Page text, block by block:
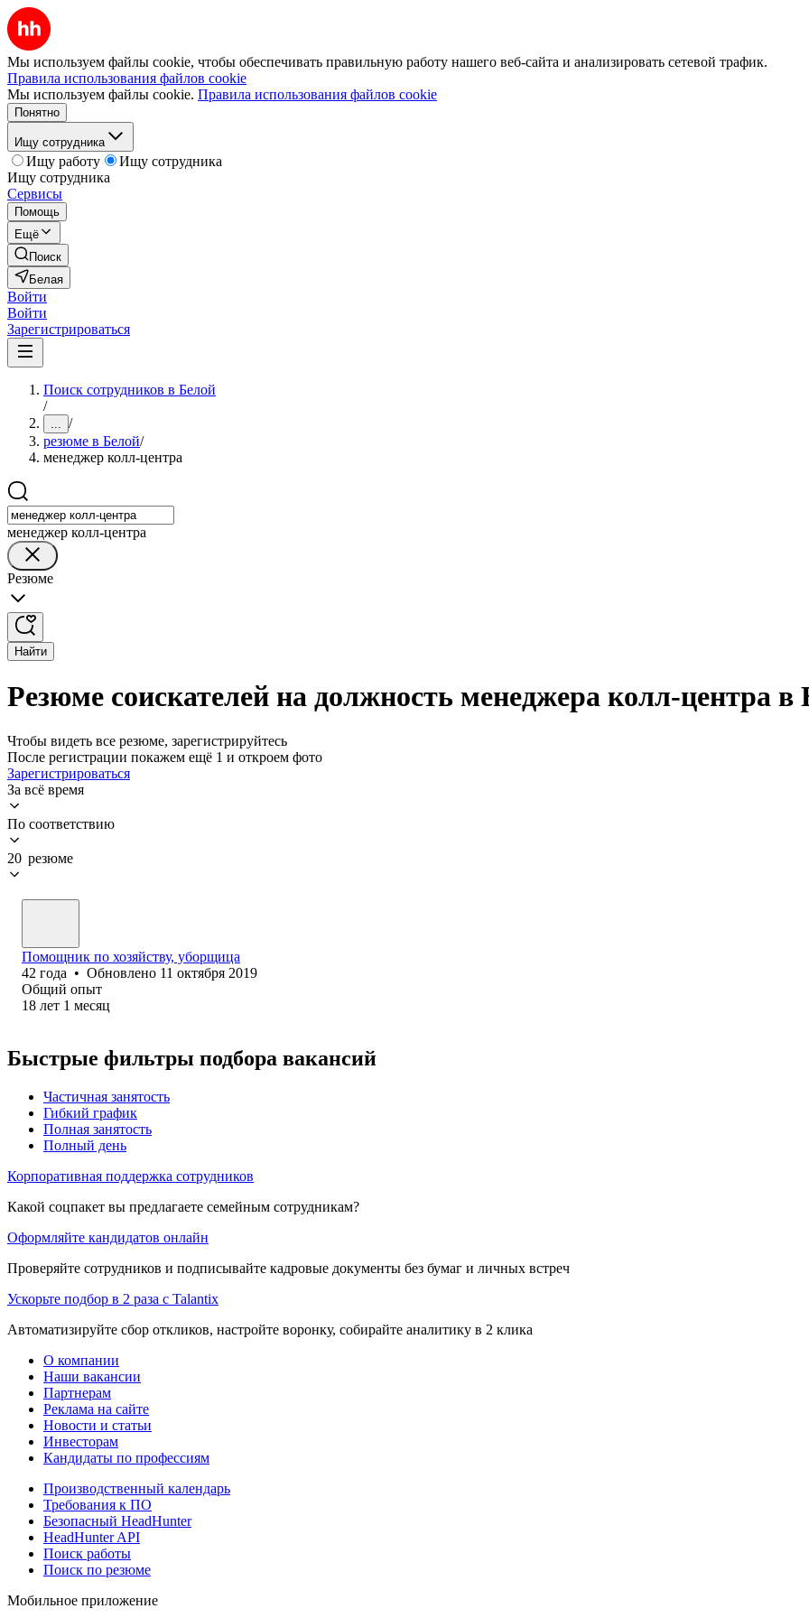
Мы используем файлы cookie, чтобы обеспечивать правильную работу нашего веб-сайта и анализировать сетевой трафик.
Правила использования файлов cookie
Мы используем файлы cookie. Правила использования файлов cookie
Понятно
Ищу сотрудника
Ищу работу
Ищу сотрудника
Ищу сотрудника
Сервисы
Помощь
Ещё
Поиск
Белая
Войти
Войти
Зарегистрироваться
Поиск сотрудников в Белой
/
... /
резюме в Белой/
менеджер колл-центра
менеджер колл-центра
Резюме
Найти
Резюме соискателей на должность менеджера колл-центра в
Чтобы видеть все резюме, зарегистрируйтесь
После регистрации покажем ещё 1 и откроем фото
Зарегистрироваться
За всё время
По соответствию
20 резюме
Помощник по хозяйству, уборщица
42 года • Обновлено 11 октября 2019
Общий опыт
18 лет 1 месяц
Быстрые фильтры подбора вакансий
Частичная занятость
Гибкий график
Полная занятость
Полный день
Корпоративная поддержка сотрудников
Какой соцпакет вы предлагаете семейным сотрудникам?
Оформляйте кандидатов онлайн
Проверяйте сотрудников и подписывайте кадровые документы без бумаг и личных встреч
Ускорьте подбор в 2 раза с Talantix
Автоматизируйте сбор откликов, настройте воронку, собирайте аналитику в 2 клика
О компании
Наши вакансии
Партнерам
Реклама на сайте
Новости и статьи
Инвесторам
Кандидаты по профессиям
Производственный календарь
Требования к ПО
Безопасный HeadHunter
HeadHunter API
Поиск работы
Поиск по резюме
Мобильное приложение